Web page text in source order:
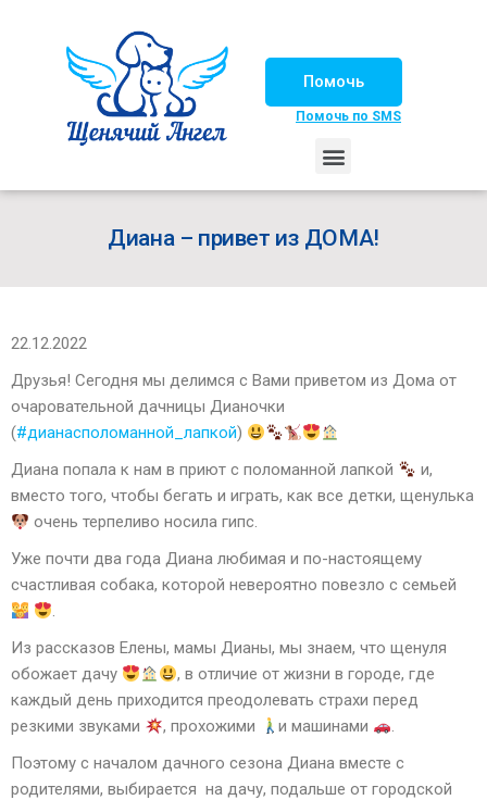
Помочь
Помочь по SMS
Диана – привет из ДОМА!
22.12.2022
Друзья! Сегодня мы делимся с Вами приветом из Дома от
очаровательной дачницы Дианочки
(#дианасполоманной_лапкой)
Диана попала к нам в приют с поломанной лапкой
и,
вместо того, чтобы бегать и играть, как все детки, щенулька
очень терпеливо носила гипс.
Уже почти два года Диана любимая и по-настоящему
счастливая собака, которой невероятно повезло с семьей
.
Из рассказов Елены, мамы Дианы, мы знаем, что щенуля
обожает дачу
, в отличие от жизни в городе, где
каждый день приходится преодолевать страхи перед
резкими звуками
, прохожими и машинами
.
Поэтому с началом дачного сезона Диана вместе с
родителями, выбирается на дачу, подальше от городской